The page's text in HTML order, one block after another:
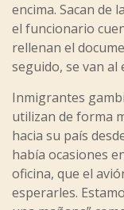
encima. Sacan de
el funcionario
rellenan el
seguido, se van al
Inmigrantes
utilizan de forma
hacia su país
había ocasiones
oficina, que el
esperarles.